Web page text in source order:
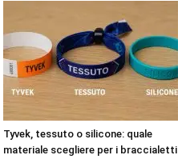
Tyvek, tessuto o silicone: quale
materiale scegliere per i braccialetti